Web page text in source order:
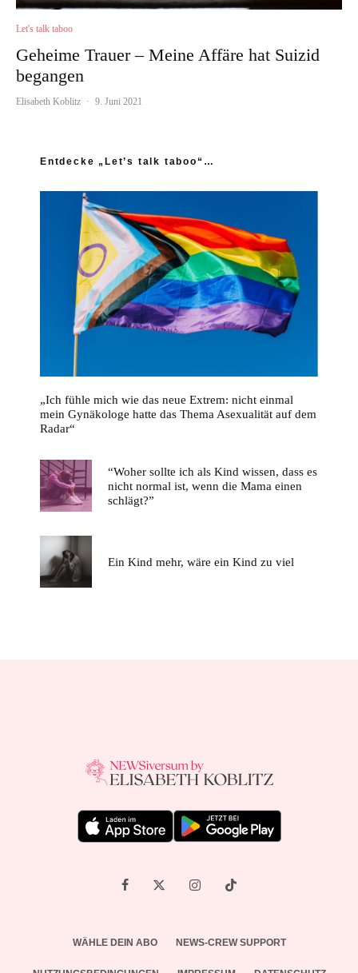
Let's talk taboo
Geheime Trauer – Meine Affäre hat Suizid
begangen
Elisabeth Koblitz · 9. Juni 2021
Entdecke „Let’s talk taboo“…
„Ich fühle mich wie das neue Extrem: nicht einmal
mein Gynäkologe hatte das Thema Asexualität auf dem
Radar“
“Woher sollte ich als Kind wissen, dass es
nicht normal ist, wenn die Mama einen
schlägt?”
Ein Kind mehr, wäre ein Kind zu viel
WÄHLE DEIN ABO NEWS-CREW SUPPORT